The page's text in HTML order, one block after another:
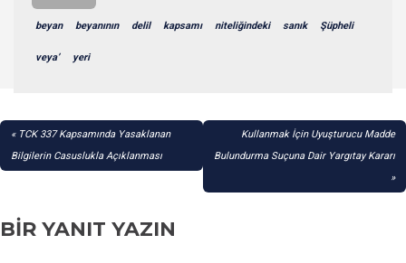
beyan beyanının delil kapsamı niteliğindeki sanık Şüpheli
veya’ yeri
YAZI
GEZINMESI
TCK 337 Kapsamında Yasaklanan
Bilgilerin Casuslukla Açıklanması
Kullanmak İçin Uyuşturucu Madde
Bulundurma Suçuna Dair Yargıtay Kararı
BIR YANIT YAZIN